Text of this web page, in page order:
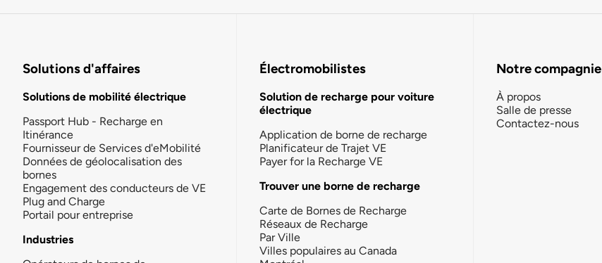
Solutions d'affaires
Solutions de mobilité électrique
Passport Hub - Recharge en
Itinérance
Fournisseur de Services d'eMobilité
Données de géolocalisation des
bornes
Engagement des conducteurs de VE
Plug and Charge
Portail pour entreprise
Industries
Électromobilistes
Solution de recharge pour voiture
électrique
Application de borne de recharge
Planificateur de Trajet VE
Payer for la Recharge VE
Trouver une borne de recharge
Carte de Bornes de Recharge
Réseaux de Recharge
Par Ville
Villes populaires au Canada
Notre compagnie
À propos
Salle de presse
Contactez-nous